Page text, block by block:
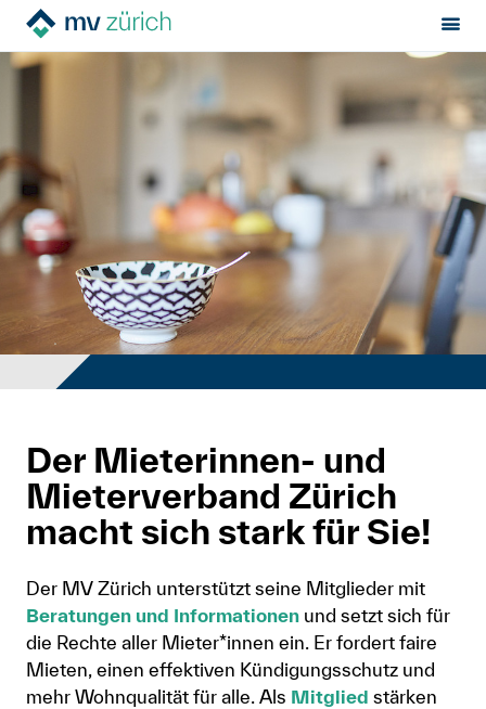
Sektion:
Hilfe von Fachleuten
Politik & Positionen
Über uns
Events
Newsletter
Mitglied werden
Shop
Suche
Der Mieterinnen- und
Mieterverband Zürich
macht sich stark für Sie!
Der MV Zürich unterstützt seine Mitglieder mit
Beratungen und Informationen und setzt sich für
die Rechte aller Mieter*innen ein. Er fordert faire
Mieten, einen effektiven Kündigungsschutz und
mehr Wohnqualität für alle. Als Mitglied stärken